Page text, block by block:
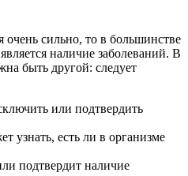
сильно, то в большинстве
наличие заболеваний. В
быть другой: следует
или подтвердить
узнать, есть ли в организме
подтвердит наличие